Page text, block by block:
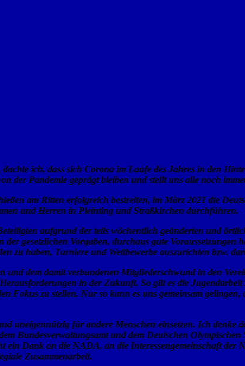
ich, dass sich Corona im Laufe des Jahres in den
der Pandemie geprägt bleiben und stellt uns alle noch
am Ritten erfolgreich bestreiten, im März 2021 die
und Herren in Pleinting und Straßkirchen durchführen.
aufgrund der teils wöchentlich geänderten und
gesetzlichen Vorgaben, durchaus gute
zu haben, Turniere und Wettbewerbe auszurichten bzw.
dem damit verbundenen Mitgliederschwund in den
in der Zukunft. So gilt es die
Fokus zu stellen. Nur so kann es uns gemeinsam
uneigennützig für andere Menschen einsetzen. Ich denke
Bundesverwaltungsamt und dem Deutschen
ein Dank an die NADA, an die Interessengemeinschaft der
Zusammenarbeit.